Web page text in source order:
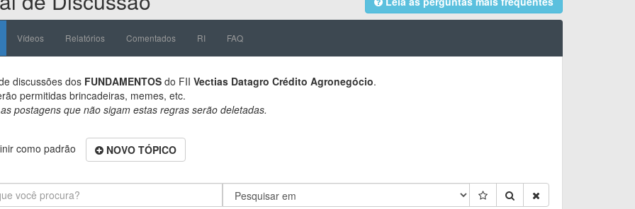
Vídeos Relatórios Comentados RI FAQ
discussões dos FUNDAMENTOSdo FII Vectias Datagro Crédito Agronegócio.
permitidas brincadeiras, memes, etc.
postagens que não sigam estas regras serão deletadas.
como padrão NOVO TÓPICO